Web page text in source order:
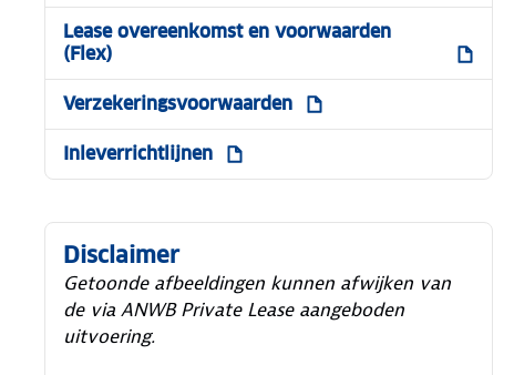
Lease overeenkomst en voorwaarden
(Flex)
Verzekeringsvoorwaarden
Inleverrichtlijnen
Disclaimer
Getoonde afbeeldingen kunnen afwijken van
de via ANWB Private Lease aangeboden
uitvoering.